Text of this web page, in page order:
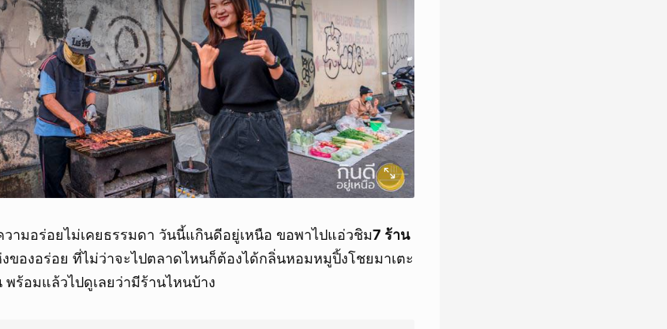
ามอร่อยไม่เคยธรรมดา วันนี้แกินดีอยู่เหนือ ขอพาไปแอ่วชิม7 ร้าน
งของอร่อย ที่ไม่ว่าจะไปตลาดไหนก็ต้องได้กลิ่นหอมหมูปิ้งโชยมาเตะ
ร้อมแล้วไปดูเลยว่ามีร้านไหนบ้าง